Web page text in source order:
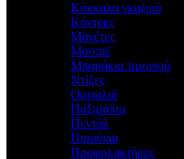
Κόκκαλα γκαζιού
Κόντρες
Μανέτες
Μασπιέ
Μπαράκια τιμονιού
Ντίζες
Ομφαλοί
Παξιμάδια
Πεντάλ
Πιρούνια
Προφυλακτήρες